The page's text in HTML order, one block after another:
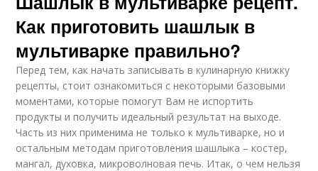
Как приготовить шашлык в
мультиварке правильно?
Перед тем, как начать записывать в кулинарную книжку
рецепты, стоит ознакомиться с некоторыми базовыми
моментами, которые помогут Вам не испортить
продукты и получить идеальный результат на выходе.
Часть из них применима не только к мультиварке, но и
остальным методам приготовления шашлыка – костер,
мангал, духовка, микроволновая печь. Итак, о чем нельзя